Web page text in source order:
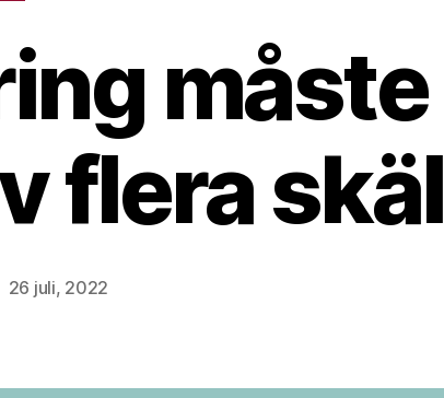
måste
flera skäl
26 juli, 2022